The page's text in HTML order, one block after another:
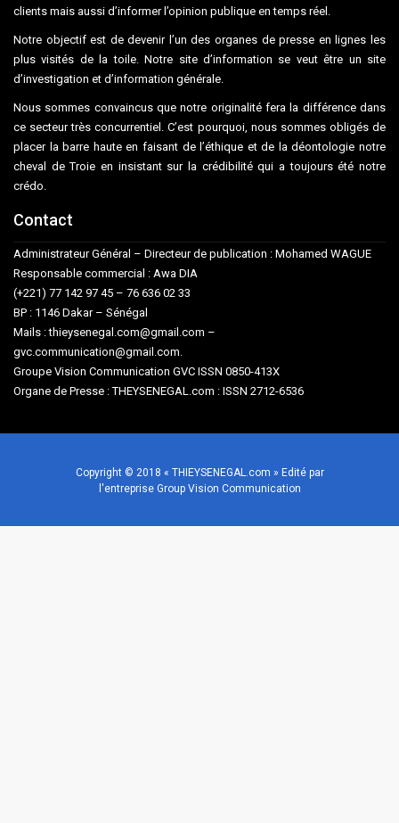
clients mais aussi d’informer l’opinion publique en temps réel.
Notre objectif est de devenir l’un des organes de presse en lignes les
plus visités de la toile. Notre site d’information se veut être un site
d’investigation et d’information générale.
Nous sommes convaincus que notre originalité fera la différence dans
ce secteur très concurrentiel. C’est pourquoi, nous sommes obligés de
placer la barre haute en faisant de l’éthique et de la déontologie notre
cheval de Troie en insistant sur la crédibilité qui a toujours été notre
crédo.
Contact
Administrateur Général – Directeur de publication : Mohamed WAGUE
Responsable commercial : Awa DIA
(+221) 77 142 97 45 – 76 636 02 33
BP : 1146 Dakar – Sénégal
Mails : thieysenegal.com@gmail.com –
gvc.communication@gmail.com.
Groupe Vision Communication GVC ISSN 0850-413X
Organe de Presse : THEYSENEGAL.com : ISSN 2712-6536
Copyright © 2018 « THIEYSENEGAL.com » Edité par
l'entreprise Group Vision Communication